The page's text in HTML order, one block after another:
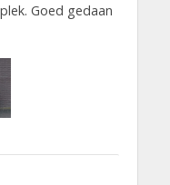
Goed gedaan